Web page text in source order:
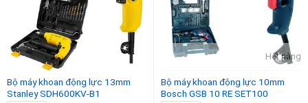
Bộ máy khoan động lực 13mm
Stanley SDH600KV-B1
Hết hàng
Bộ máy khoan động lực 10mm
Bosch GSB 10 RE SET100